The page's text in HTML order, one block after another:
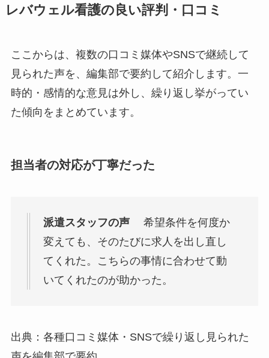
レバウェル看護の良い評判・口コミ
ここからは、複数の口コミ媒体やSNSで継続して
見られた声を、編集部で要約して紹介します。一
時的・感情的な意見は外し、繰り返し挙がってい
た傾向をまとめています。
担当者の対応が丁寧だった
派遣スタッフの声希望条件を何度か
変えても、そのたびに求人を出し直し
てくれた。こちらの事情に合わせて動
いてくれたのが助かった。
出典：各種口コミ媒体・SNSで繰り返し見られた